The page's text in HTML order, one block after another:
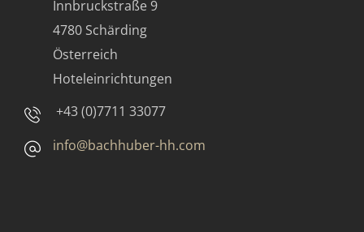
Innbruckstraße 9
4780 Schärding
Österreich
Hoteleinrichtungen
+43 (0)7711 33077
info@bachhuber-hh.com